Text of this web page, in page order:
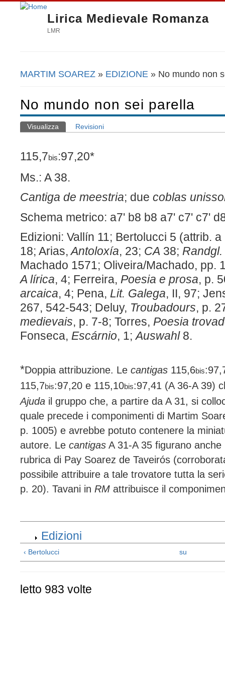
Lirica Medievale Romanza
LMR
Tu sei qui
MARTIM SOAREZ » EDIZIONE » No mundo non
No mundo non sei parella
Schede primarie
Visualizza (scheda attiva)
Revisioni
115,7bis:97,20*
Ms.: A 38.
Cantiga de meestria; due coblas
Schema metrico: a7' b8 b8 a7' c7' c7'
Edizioni: Vallín 11; Bertolucci 5 (attrib.
18; Arias,Antoloxía, 23; CA 38; Randgl.
Machado 1571; Oliveira/Machado, pp.
A lírica, 4; Ferreira, Poesia e prosa, p.
arcaica, 4; Pena, Lit. Galega, II, 97;
267, 542-543; Deluy, Troubadours, p.
medievais, p. 7-8; Torres, Poesia
Fonseca, Escárnio, 1;Auswahl8.
*Doppia attribuzione. Le cantigas 115,6bis
115,7bis:97,20 e 115,10bis:97,41 (A 36-A 39)
Ajuda il gruppo che, a partire da A 31, si
quale precede i componimenti di Martim
p. 1005) e avrebbe potuto contenere la
autore. Le cantigas A 31-A 35 figurano
rubrica di Pay Soarez de Taveirós
possibile attribuire a tale trovatore tutta la
p. 20). Tavani in RM attribuisce il
Edizioni
‹ Bertolucci su
letto 983 volte